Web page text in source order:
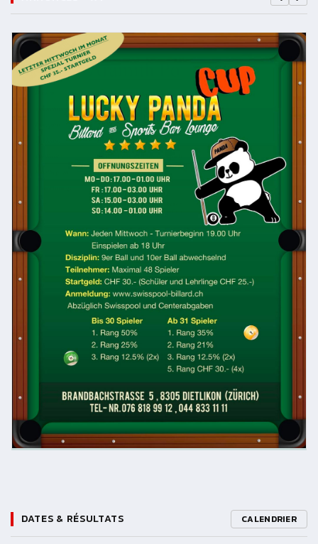
DATES & RÉSULTATS CALENDRIER